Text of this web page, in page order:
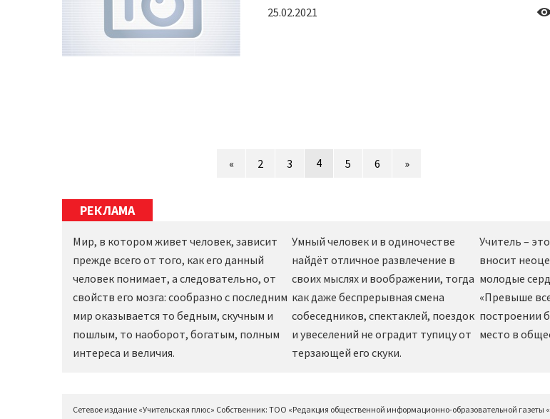
25.02.2021
« 2 3 4 5 6 »
РЕКЛАМА
Мир, в котором живет человек, зависит
прежде всего от того, как его данный
человек понимает, а следовательно, от
свойств его мозга: сообразно с последним
мир оказывается то бедным, скучным и
пошлым, то наоборот, богатым, полным
интереса и величия.
Умный человек и в одиночестве
найдёт отличное развлечение в
своих мыслях и воображении, тогда
как даже беспрерывная смена
собеседников, спектаклей, поездок
и увеселений не оградит тупицу от
терзающей его скуки.
Учитель –
вносит
молодые
«Превыше
построении
место в
Сетевое издание «Учительская плюс» Собственник: ТОО «Редакция общественной информационно-образовательной газеты